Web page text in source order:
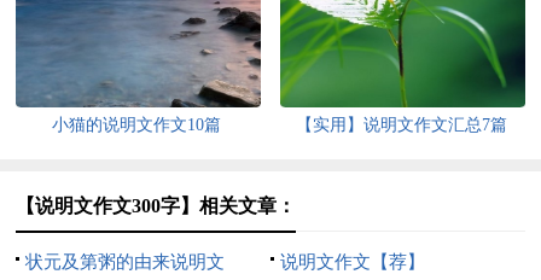
小猫的说明文作文10篇 【实用】说明文作文汇总7篇
【说明文作文300字】相关文章：
状元及第粥的由来说明文
说明文作文【荐】